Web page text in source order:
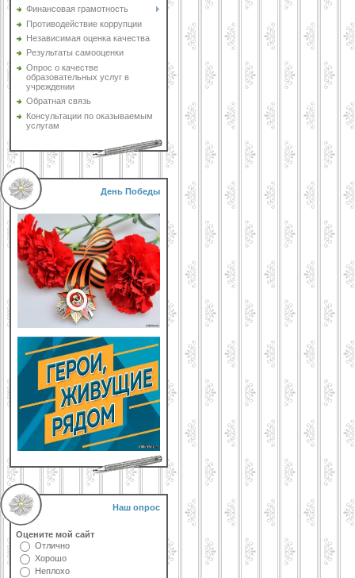
Финансовая грамотность
Противодействие коррупции
Независимая оценка качества
Результаты самооценки
Опрос о качестве
образовательных услуг в
учреждении
Обратная связь
Консультации по оказываемым
услугам
День Победы
Наш опрос
Оцените мой сайт
Отлично
Хорошо
Неплохо